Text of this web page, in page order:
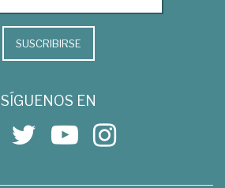
SUSCRIBIRSE
SÍGUENOS EN